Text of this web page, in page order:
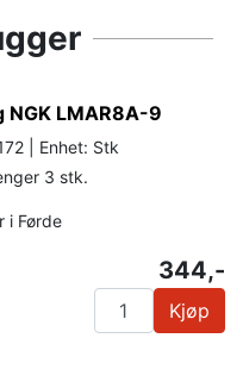
NGK LMAR8A-9
| Enhet: Stk
3 stk.
i Førde
344,-
Kjøp